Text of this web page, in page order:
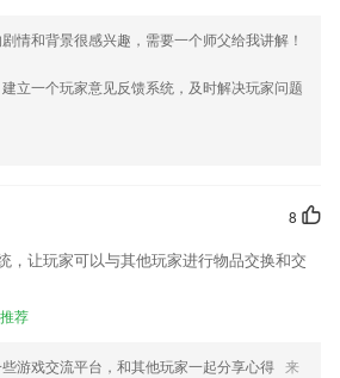
剧情和背景很感兴趣，需要一个师父给我讲解！
建立一个玩家意见反馈系统，及时解决玩家问题
8
，让玩家可以与其他玩家进行物品交换和交
推荐
些游戏交流平台，和其他玩家一起分享心得 来